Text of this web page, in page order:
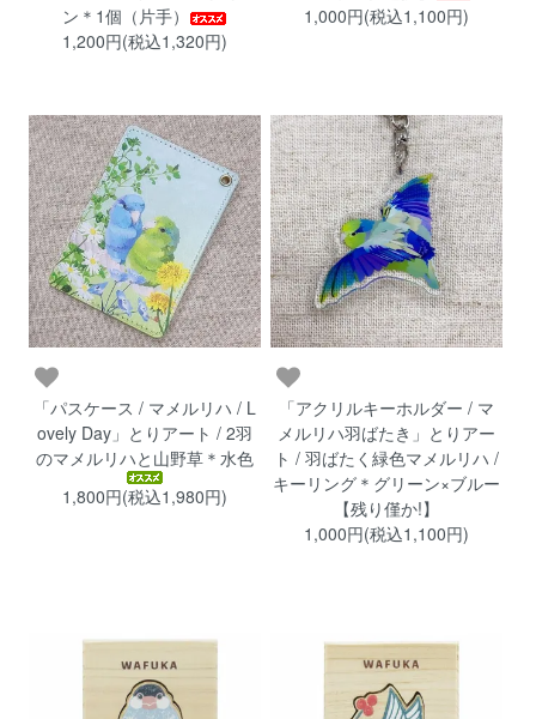
ン＊1個（片手）
1,200円(税込1,320円)
1,000円(税込1,100円)
「パスケース / マメルリハ / L
ovely Day」とりアート / 2羽
のマメルリハと山野草＊水色
1,800円(税込1,980円)
「アクリルキーホルダー / マ
メルリハ羽ばたき」とりアー
ト / 羽ばたく緑色マメルリハ /
キーリング＊グリーン×ブルー
【残り僅か!】
1,000円(税込1,100円)